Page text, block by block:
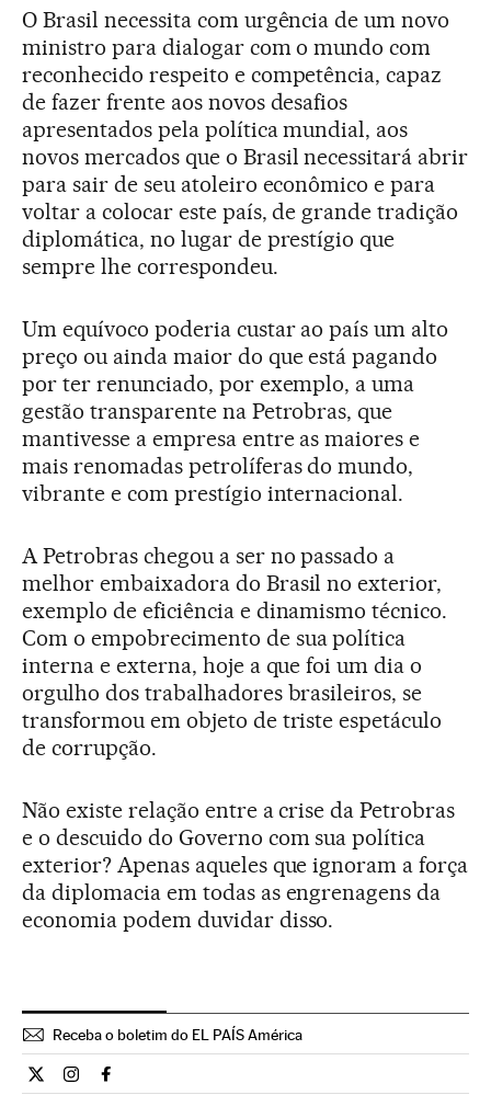
O Brasil necessita com urgência de um novo
ministro para dialogar com o mundo com
reconhecido respeito e competência, capaz
de fazer frente aos novos desafios
apresentados pela política mundial, aos
novos mercados que o Brasil necessitará abrir
para sair de seu atoleiro econômico e para
voltar a colocar este país, de grande tradição
diplomática, no lugar de prestígio que
sempre lhe correspondeu.
Um equívoco poderia custar ao país um alto
preço ou ainda maior do que está pagando
por ter renunciado, por exemplo, a uma
gestão transparente na Petrobras, que
mantivesse a empresa entre as maiores e
mais renomadas petrolíferas do mundo,
vibrante e com prestígio internacional.
A Petrobras chegou a ser no passado a
melhor embaixadora do Brasil no exterior,
exemplo de eficiência e dinamismo técnico.
Com o empobrecimento de sua política
interna e externa, hoje a que foi um dia o
orgulho dos trabalhadores brasileiros, se
transformou em objeto de triste espetáculo
de corrupção.
Não existe relação entre a crise da Petrobras
e o descuido do Governo com sua política
exterior? Apenas aqueles que ignoram a força
da diplomacia em todas as engrenagens da
economia podem duvidar disso.
Receba o boletim do EL PAÍS América
Opiniao El País Brasil en Twitter
Opiniao El País Brasil en Instagram
Opiniao El País Brasil en Facebook